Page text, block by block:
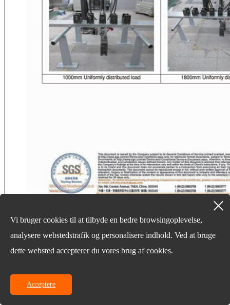
Kontakt os
073188739521
Longchamp International Mansion, nr. 9 Xiangfu Rd,
sales@hunanworld.com
Sidste nyheder
Vi bruger cookies til at tilbyde en bedre browsingoplevelse,
analysere webstedstrafik og personalisere indhold. Ved at bruge
dette websted accepterer du vores brug af cookies.
Acceptere